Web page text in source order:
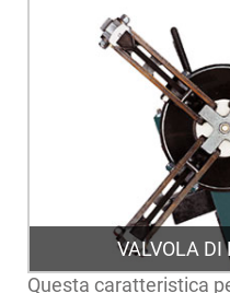
VALVOLA DI
Questa caratteristica